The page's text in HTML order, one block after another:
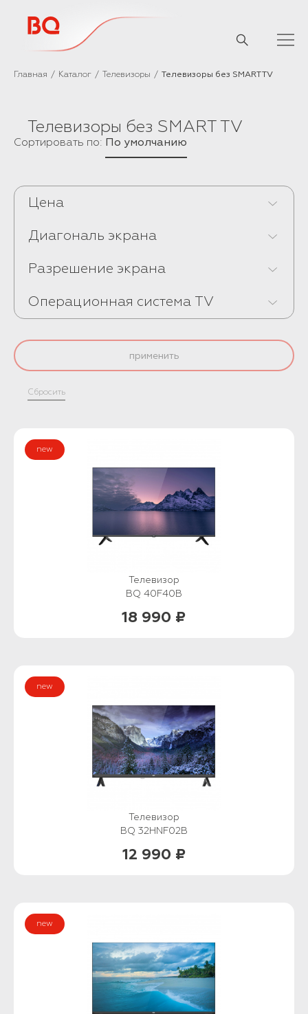
Главная Каталог Телевизоры Телевизоры без SMART TV
Телевизоры без SMART TV
Сортировать по: По умолчанию
Цена
Диагональ экрана
Разрешение экрана
Операционная система TV
применить
Сбросить
new
Телевизор
BQ 40F40B
18 990 ₽
new
Телевизор
BQ 32HNF02B
12 990 ₽
new